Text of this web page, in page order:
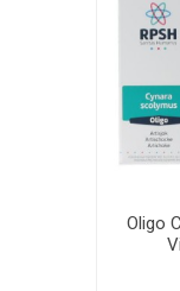
Oligo